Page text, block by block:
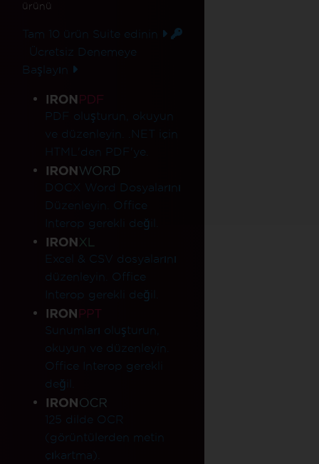
ürünü
Tam 10 ürün Suite edinin
Ücretsiz Denemeye
Başlayın
Ürün Bağlantıları
PDF oluşturun, okuyun
ve düzenleyin. .NET için
HTML'den PDF'ye.
DOCX Word Dosyalarını
Düzenleyin. Office
Interop gerekli değil.
Excel & CSV dosyalarını
düzenleyin. Office
Interop gerekli değil.
Sunumları oluşturun,
okuyun ve düzenleyin.
Office Interop gerekli
değil.
125 dilde OCR
(görüntülerden metin
çıkartma).